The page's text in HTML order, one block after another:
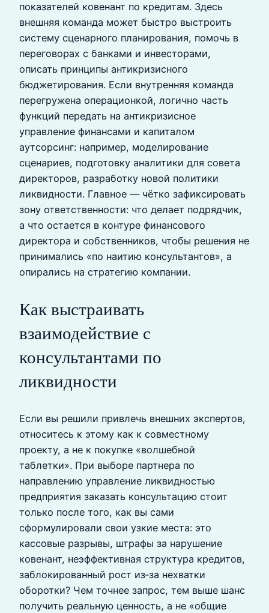
показателей ковенант по кредитам. Здесь
внешняя команда может быстро выстроить
систему сценарного планирования, помочь в
переговорах с банками и инвесторами,
описать принципы антикризисного
бюджетирования. Если внутренняя команда
перегружена операционкой, логично часть
функций передать на антикризисное
управление финансами и капиталом
аутсорсинг: например, моделирование
сценариев, подготовку аналитики для совета
директоров, разработку новой политики
ликвидности. Главное — чётко зафиксировать
зону ответственности: что делает подрядчик,
а что остается в контуре финансового
директора и собственников, чтобы решения не
принимались «по наитию консультантов», а
опирались на стратегию компании.
Как выстраивать
взаимодействие с
консультантами по
ликвидности
Если вы решили привлечь внешних экспертов,
относитесь к этому как к совместному
проекту, а не к покупке «волшебной
таблетки». При выборе партнера по
направлению управление ликвидностью
предприятия заказать консультацию стоит
только после того, как вы сами
сформулировали свои узкие места: это
кассовые разрывы, штрафы за нарушение
ковенант, неэффективная структура кредитов,
заблокированный рост из‑за нехватки
оборотки? Чем точнее запрос, тем выше шанс
получить реальную ценность, а не «общие